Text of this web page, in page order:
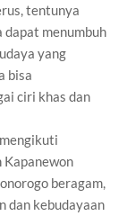
tentunya
dapat menumbuh
yang
bisa
ciri khas dan
Kapanewon
beragam,
dan kebudayaan